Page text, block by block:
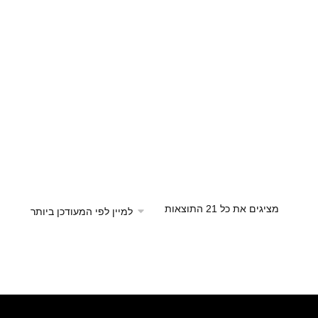
מציגים את כל ⁦21⁩ התוצאות